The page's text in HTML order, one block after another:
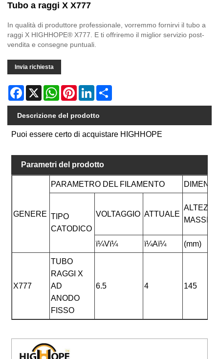
Tubo a raggi X X777
In qualità di produttore professionale, vorremmo fornirvi il tubo a
raggi X HIGHHOPE® X777. E ti offriremo il miglior servizio post-
vendita e consegne puntuali.
Invia richiesta
Facebook
X WhatsAppPinterestLinkedIn
Descrizione del prodotto
Puoi essere certo di acquistare HIGHHOPE
Parametri del prodotto
GENERE
PARAMETRO DEL FILAMENTO
TIPO
CATODICO
VOLTAGGIO ATTUALE
ALTEZZA
ï¼Vï¼ ï¼Aï¼ (mm)
X777
TUBO
RAGGI X
AD
ANODO
FISSO
6.5 4 145